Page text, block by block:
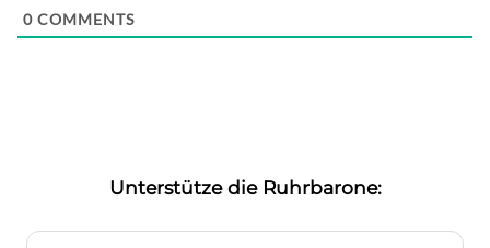
0 COMMENTS
Unterstütze die Ruhrbarone: